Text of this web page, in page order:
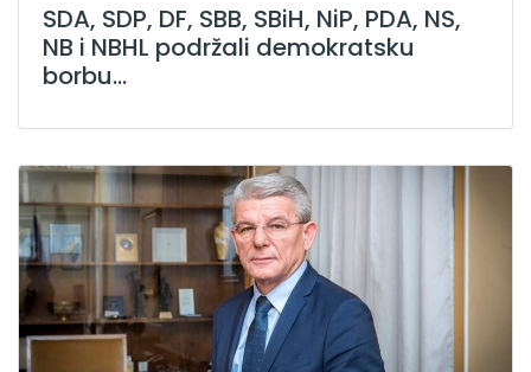
SDA, SDP, DF, SBB, SBiH, NiP, PDA, NS,
NB i NBHL podržali demokratsku
borbu...